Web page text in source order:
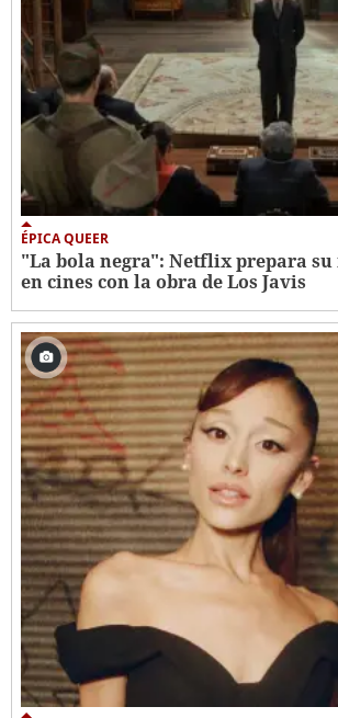
ÉPICA QUEER
"La bola negra": Netflix prepara su
en cines con la obra de Los Javis